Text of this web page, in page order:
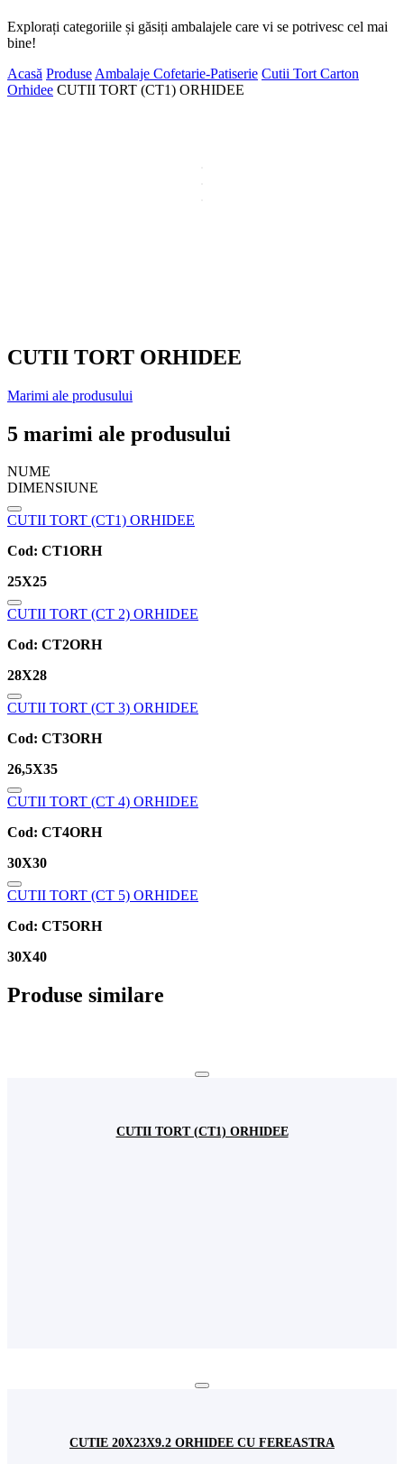
Explorați categoriile și găsiți ambalajele care vi se potrivesc cel mai
bine!
Acasă Produse Ambalaje Cofetarie-Patiserie Cutii Tort Carton
Orhidee CUTII TORT (CT1) ORHIDEE
CUTII TORT ORHIDEE
Marimi ale produsului
5 marimi ale produsului
NUME
DIMENSIUNE
CUTII TORT (CT1) ORHIDEE
Cod: CT1ORH
25X25
CUTII TORT (CT 2) ORHIDEE
Cod: CT2ORH
28X28
CUTII TORT (CT 3) ORHIDEE
Cod: CT3ORH
26,5X35
CUTII TORT (CT 4) ORHIDEE
Cod: CT4ORH
30X30
CUTII TORT (CT 5) ORHIDEE
Cod: CT5ORH
30X40
Produse similare
CUTII TORT (CT1) ORHIDEE
CUTIE 20X23X9.2 ORHIDEE CU FEREASTRA
Autentificare